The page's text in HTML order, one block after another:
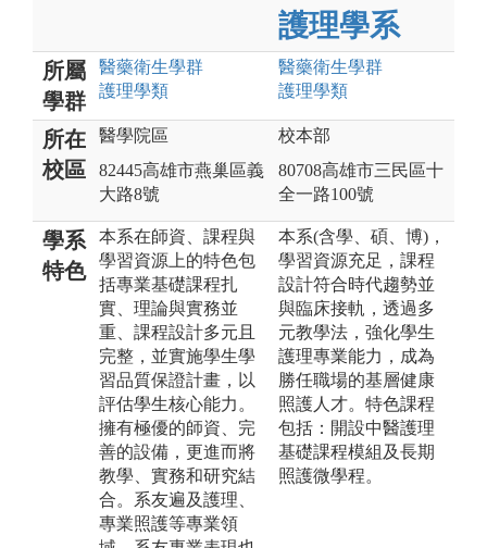
護理學系
所屬
學群
醫藥衛生學群
護理學類
醫藥衛生學群
護理學類
所在
校區
醫學院區
82445高雄市燕巢區義
大路8號
校本部
80708高雄市三民區十
全一路100號
學系
特色
本系在師資、課程與
學習資源上的特色包
括專業基礎課程扎
實、理論與實務並
重、課程設計多元且
完整，並實施學生學
習品質保證計畫，以
評估學生核心能力。
擁有極優的師資、完
善的設備，更進而將
教學、實務和研究結
合。系友遍及護理、
專業照護等專業領
本系(含學、碩、博)，
學習資源充足，課程
設計符合時代趨勢並
與臨床接軌，透過多
元教學法，強化學生
護理專業能力，成為
勝任職場的基層健康
照護人才。特色課程
包括：開設中醫護理
基礎課程模組及長期
照護微學程。